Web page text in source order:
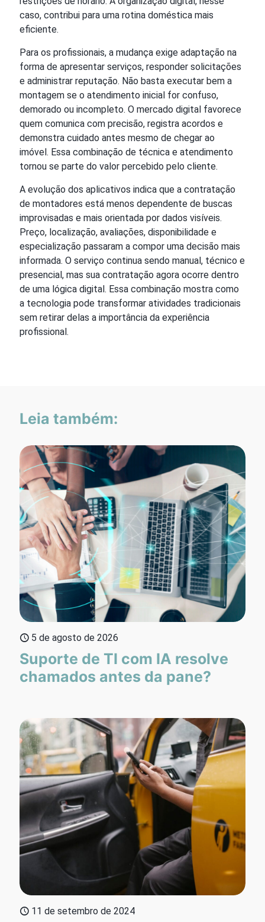
caso, contribui para uma rotina doméstica mais
eficiente.
Para os profissionais, a mudança exige adaptação na
forma de apresentar serviços, responder solicitações
e administrar reputação. Não basta executar bem a
montagem se o atendimento inicial for confuso,
demorado ou incompleto. O mercado digital favorece
quem comunica com precisão, registra acordos e
demonstra cuidado antes mesmo de chegar ao
imóvel. Essa combinação de técnica e atendimento
tornou se parte do valor percebido pelo cliente.
A evolução dos aplicativos indica que a contratação
de montadores está menos dependente de buscas
improvisadas e mais orientada por dados visíveis.
Preço, localização, avaliações, disponibilidade e
especialização passaram a compor uma decisão mais
informada. O serviço continua sendo manual, técnico e
presencial, mas sua contratação agora ocorre dentro
de uma lógica digital. Essa combinação mostra como
a tecnologia pode transformar atividades tradicionais
sem retirar delas a importância da experiência
profissional.
Leia também:
5 de agosto de 2026
Suporte de TI com IA resolve
chamados antes da pane?
11 de setembro de 2024